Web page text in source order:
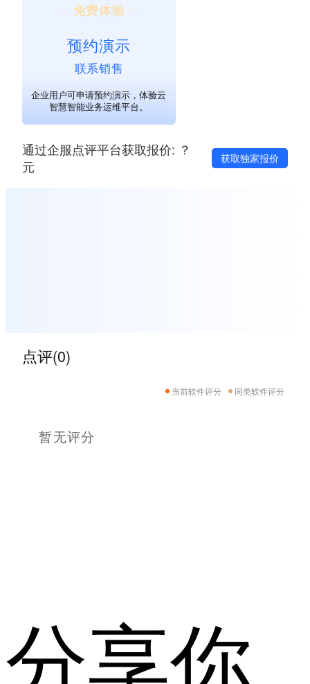
免费体验
预约演示
联系销售
企业用户可申请预约演示，体验云
智慧智能业务运维平台。
通过企服点评平台获取报价: ？
元
获取独家报价
点评(0)
当前软件评分 同类软件评分
暂无评分
分享你